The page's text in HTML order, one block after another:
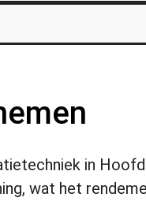
in
wat het